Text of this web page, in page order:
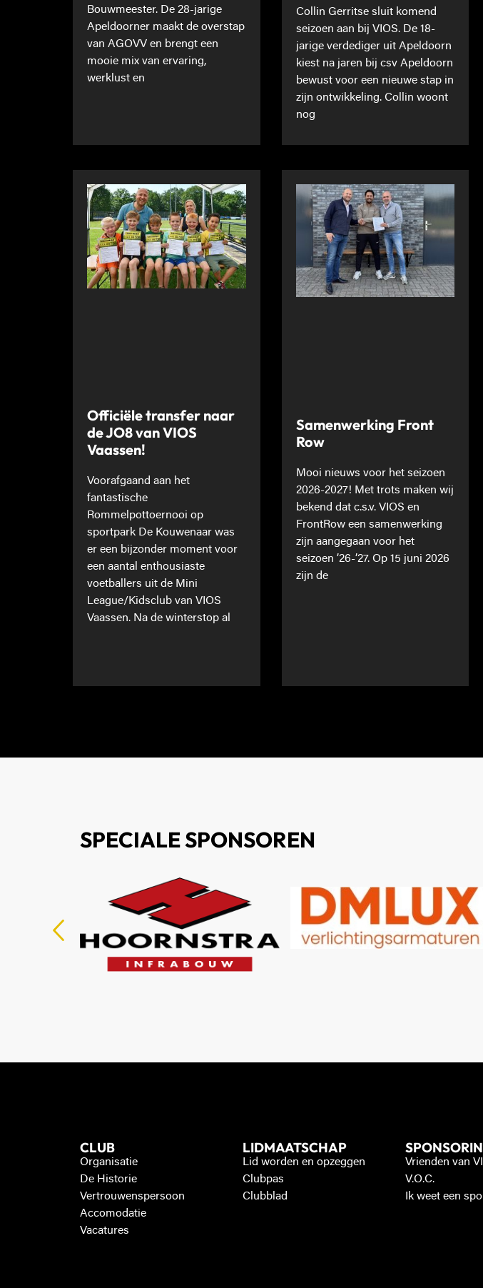
Bouwmeester. De 28-jarige
Apeldoorner maakt de overstap
van AGOVV en brengt een
mooie mix van ervaring,
werklust en
Collin Gerritse sluit komend
seizoen aan bij VIOS. De 18-
jarige verdediger uit Apeldoorn
kiest na jaren bij csv Apeldoorn
bewust voor een nieuwe stap in
zijn ontwikkeling. Collin woont
nog
Officiële transfer naar
de JO8 van VIOS
Vaassen!
Voorafgaand aan het
fantastische
Rommelpottoernooi op
sportpark De Kouwenaar was
er een bijzonder moment voor
een aantal enthousiaste
voetballers uit de Mini
League/Kidsclub van VIOS
Vaassen. Na de winterstop al
Samenwerking Front
Row
Mooi nieuws voor het seizoen
2026-2027! Met trots maken wij
bekend dat c.s.v. VIOS en
FrontRow een samenwerking
zijn aangegaan voor het
seizoen ’26-’27. Op 15 juni 2026
zijn de
SPECIALE SPONSOREN
CLUB
Organisatie
De Historie
Vertrouwenspersoon
Accomodatie
Vacatures
LIDMAATSCHAP
Lid worden en opzeggen
Clubpas
Clubblad
Vrienden van
V.O.C.
Ik weet een